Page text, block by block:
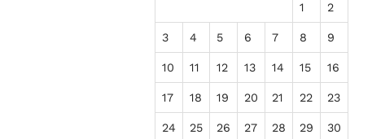
1 2
3 4 5 6 7 8 9
10 11 12 13 14 15 16
17 18 19 20 21 22 23
24 25 26 27 28 29 30